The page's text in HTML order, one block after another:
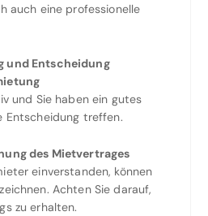
auch eine professionelle
und Entscheidung
und Sie haben ein gutes
Entscheidung treffen.
des Mietvertrages
einverstanden, können
Achten Sie darauf,
zu erhalten.